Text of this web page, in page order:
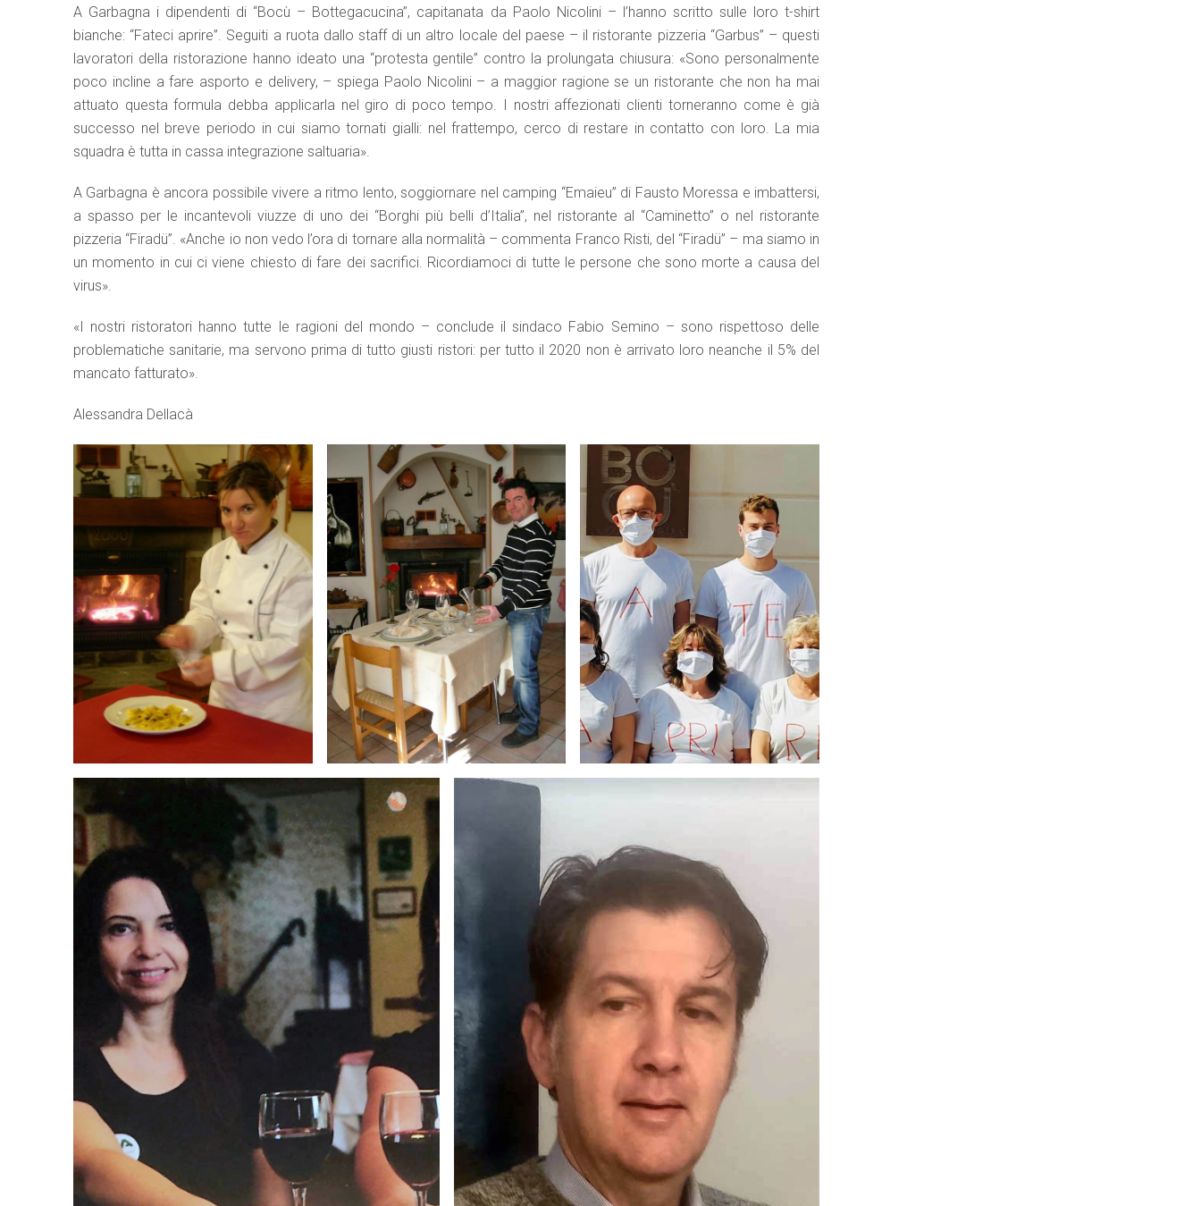
A Garbagna i dipendenti di “Bocù – Bottegacucina”, capitanata da Paolo Nicolini – l’hanno scritto sulle loro t-shirt
bianche: “Fateci aprire”. Seguiti a ruota dallo staff di un altro locale del paese – il ristorante pizzeria “Garbus” – questi
lavoratori della ristorazione hanno ideato una “protesta gentile” contro la prolungata chiusura: «Sono personalmente
poco incline a fare asporto e delivery, – spiega Paolo Nicolini – a maggior ragione se un ristorante che non ha mai
attuato questa formula debba applicarla nel giro di poco tempo. I nostri affezionati clienti torneranno come è già
successo nel breve periodo in cui siamo tornati gialli: nel frattempo, cerco di restare in contatto con loro. La mia
squadra è tutta in cassa integrazione saltuaria».
A Garbagna è ancora possibile vivere a ritmo lento, soggiornare nel camping “Emaieu” di Fausto Moressa e imbattersi,
a spasso per le incantevoli viuzze di uno dei “Borghi più belli d’Italia”, nel ristorante al “Caminetto” o nel ristorante
pizzeria “Firadü”. «Anche io non vedo l’ora di tornare alla normalità – commenta Franco Risti, del “Firadü” – ma siamo in
un momento in cui ci viene chiesto di fare dei sacrifici. Ricordiamoci di tutte le persone che sono morte a causa del
virus».
«I nostri ristoratori hanno tutte le ragioni del mondo – conclude il sindaco Fabio Semino – sono rispettoso delle
problematiche sanitarie, ma servono prima di tutto giusti ristori: per tutto il 2020 non è arrivato loro neanche il 5% del
mancato fatturato».
Alessandra Dellacà